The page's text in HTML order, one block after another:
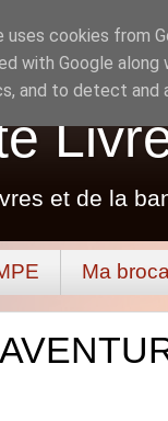
et de la
Ma
uses cookies from
with Google
and to detect and